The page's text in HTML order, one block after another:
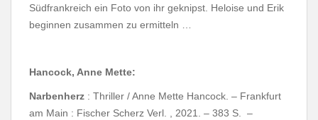
Südfrankreich ein Foto von ihr geknipst. Heloise und Erik
beginnen zusammen zu ermitteln …
Hancock, Anne Mette:
Narbenherz : Thriller / Anne Mette Hancock. – Frankfurt
am Main : Fischer Scherz Verl. , 2021. – 383 S. –